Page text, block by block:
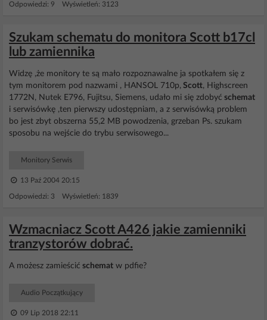
Odpowiedzi: 9 Wyświetleń: 3123
Szukam schematu do monitora Scott b17cl
lub zamiennika
Widzę ,że monitory te są mało rozpoznawalne ja spotkałem się z
tym monitorem pod nazwami , HANSOL 710p, Scott, Highscreen
1772N, Nutek E796, Fujitsu, Siemens, udało mi się zdobyć schemat
i serwisówkę ,ten pierwszy udostępniam, a z serwisówką problem
bo jest zbyt obszerna 55,2 MB powodzenia, grzeban Ps. szukam
sposobu na wejście do trybu serwisowego...
Monitory Serwis
13 Paź 2004 20:15
Odpowiedzi: 3 Wyświetleń: 1839
Wzmacniacz Scott A426 jakie zamienniki
tranzystorów dobrać.
A możesz zamieścić schemat w pdfie?
Audio Początkujący
09 Lip 2018 22:11